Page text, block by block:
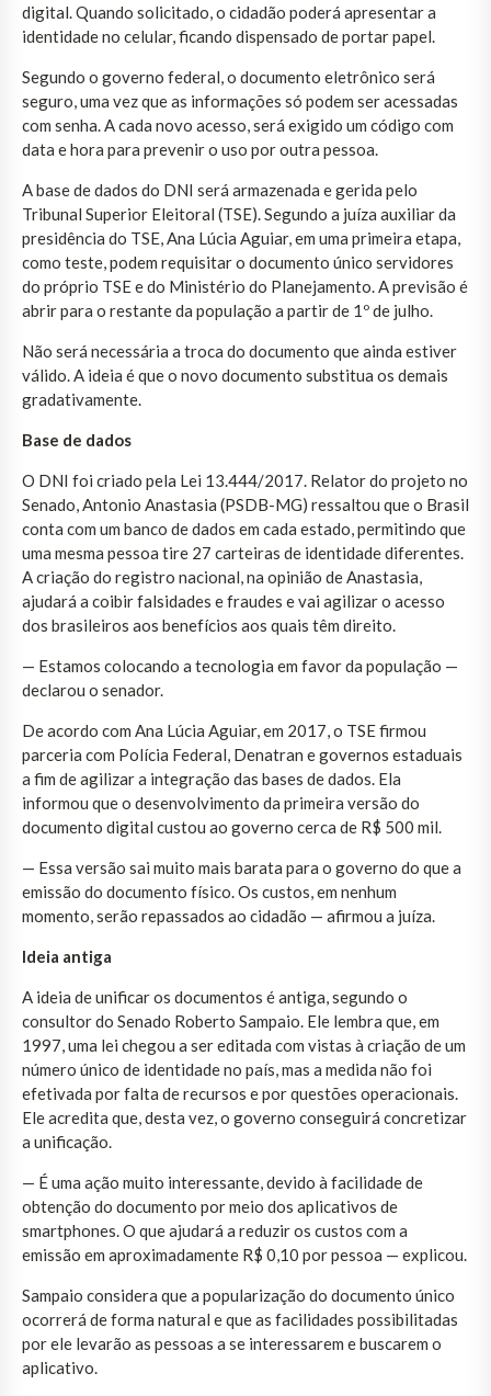
digital. Quando solicitado, o cidadão poderá apresentar a
identidade no celular, ficando dispensado de portar papel.
Segundo o governo federal, o documento eletrônico será
seguro, uma vez que as informações só podem ser acessadas
com senha. A cada novo acesso, será exigido um código com
data e hora para prevenir o uso por outra pessoa.
A base de dados do DNI será armazenada e gerida pelo
Tribunal Superior Eleitoral (TSE). Segundo a juíza auxiliar da
presidência do TSE, Ana Lúcia Aguiar, em uma primeira etapa,
como teste, podem requisitar o documento único servidores
do próprio TSE e do Ministério do Planejamento. A previsão é
abrir para o restante da população a partir de 1º de julho.
Não será necessária a troca do documento que ainda estiver
válido. A ideia é que o novo documento substitua os demais
gradativamente.
Base de dados
O DNI foi criado pela Lei 13.444/2017. Relator do projeto no
Senado, Antonio Anastasia (PSDB-MG) ressaltou que o Brasil
conta com um banco de dados em cada estado, permitindo que
uma mesma pessoa tire 27 carteiras de identidade diferentes.
A criação do registro nacional, na opinião de Anastasia,
ajudará a coibir falsidades e fraudes e vai agilizar o acesso
dos brasileiros aos benefícios aos quais têm direito.
— Estamos colocando a tecnologia em favor da população —
declarou o senador.
De acordo com Ana Lúcia Aguiar, em 2017, o TSE firmou
parceria com Polícia Federal, Denatran e governos estaduais
a fim de agilizar a integração das bases de dados. Ela
informou que o desenvolvimento da primeira versão do
documento digital custou ao governo cerca de R$ 500 mil.
— Essa versão sai muito mais barata para o governo do que a
emissão do documento físico. Os custos, em nenhum
momento, serão repassados ao cidadão — afirmou a juíza.
Ideia antiga
A ideia de unificar os documentos é antiga, segundo o
consultor do Senado Roberto Sampaio. Ele lembra que, em
1997, uma lei chegou a ser editada com vistas à criação de um
número único de identidade no país, mas a medida não foi
efetivada por falta de recursos e por questões operacionais.
Ele acredita que, desta vez, o governo conseguirá concretizar
a unificação.
— É uma ação muito interessante, devido à facilidade de
obtenção do documento por meio dos aplicativos de
smartphones. O que ajudará a reduzir os custos com a
emissão em aproximadamente R$ 0,10 por pessoa — explicou.
Sampaio considera que a popularização do documento único
ocorrerá de forma natural e que as facilidades possibilitadas
por ele levarão as pessoas a se interessarem e buscarem o
aplicativo.